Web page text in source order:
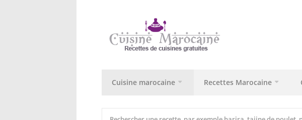
Cuisine marocaine Recettes Marocaine